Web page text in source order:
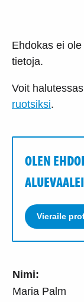
Nimi:
Maria Palm
Ehdokas ei
tietoja.
Voit
ruotsiksi.
OLEN
Vieraile